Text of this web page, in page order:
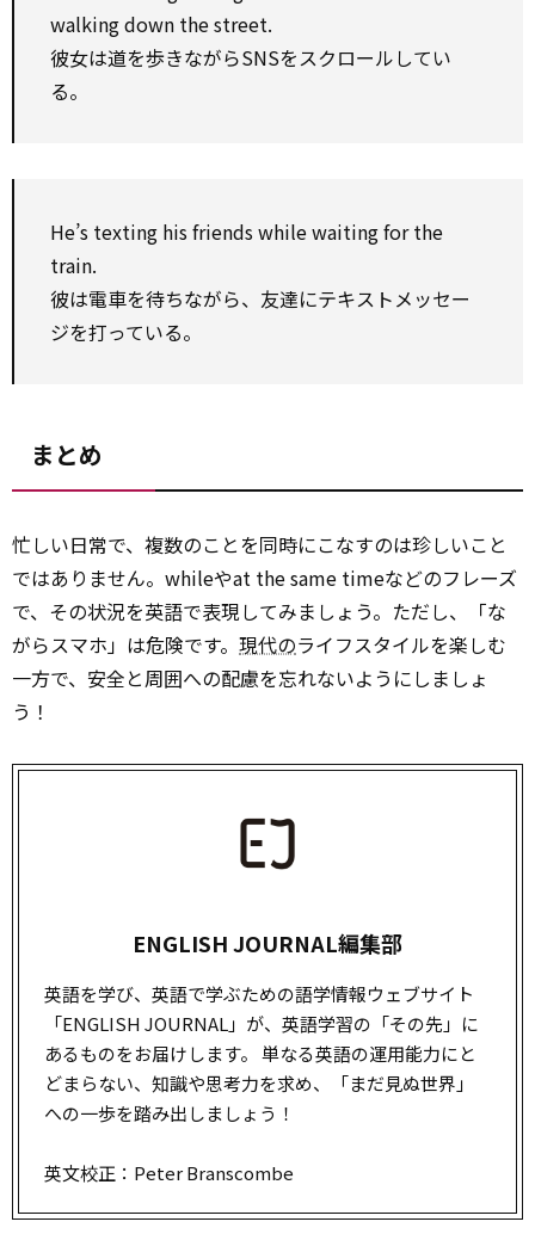
walking down the street.
彼女は道を歩きながらSNSをスクロールしてい
る。
He’s texting his friends while waiting for the
train.
彼は電車を待ちながら、友達にテキストメッセー
ジを打っている。
まとめ
忙しい日常で、複数のことを同時にこなすのは珍しいこと
ではありません。whileやat the same timeなどのフレーズ
で、その状況を英語で表現してみましょう。ただし、「な
がらスマホ」は危険です。 現代のライフスタイルを楽しむ
一方で、安全と周囲への配慮を忘れないようにしましょ
う！
ENGLISH JOURNAL編集部
英語を学び、英語で学ぶための語学情報ウェブサイト
「ENGLISH JOURNAL」が、英語学習の「その先」に
あるものをお届けします。 単なる英語の運用能力にと
どまらない、知識や思考力を求め、「まだ見ぬ世界」
への一歩を踏み出しましょう！
英文校正：Peter Branscombe